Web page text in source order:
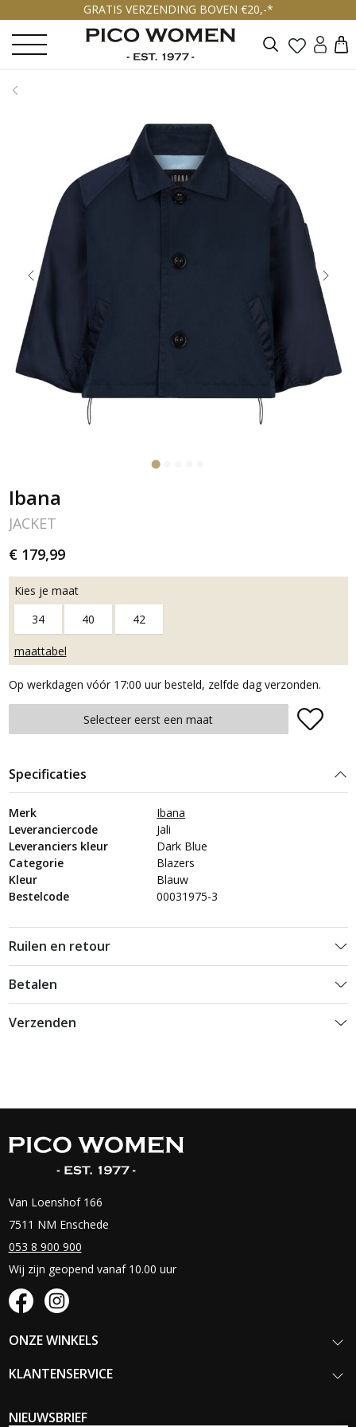
GRATIS VERZENDING BOVEN €20,-*
Zoeken
Ibana
JACKET
€ 179,99
Kies je maat
34
40 42
maattabel
Op werkdagen vóór 17:00 uur besteld, zelfde dag verzonden.
Plaats in winkelmand
Selecteer eerst een maat
Specificaties
Merk
Ibana
Leveranciercode
Jali
Leveranciers kleur
Dark Blue
Categorie
Blazers
Kleur
Blauw
Bestelcode
00031975-3
Ruilen en retour
Betalen
Verzenden
Van Loenshof 166
7511 NM Enschede
053 8 900 900
Wij zijn geopend vanaf 10.00 uur
ONZE WINKELS
KLANTENSERVICE
NIEUWSBRIEF